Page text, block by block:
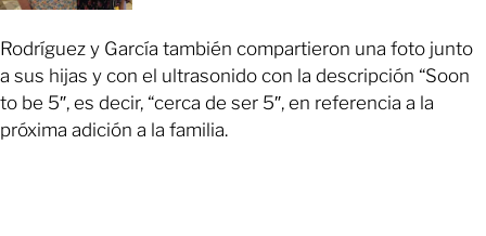
Rodríguez y García también compartieron una foto junto
a sus hijas y con el ultrasonido con la descripción “Soon
to be 5″, es decir, “cerca de ser 5″, en referencia a la
próxima adición a la familia.